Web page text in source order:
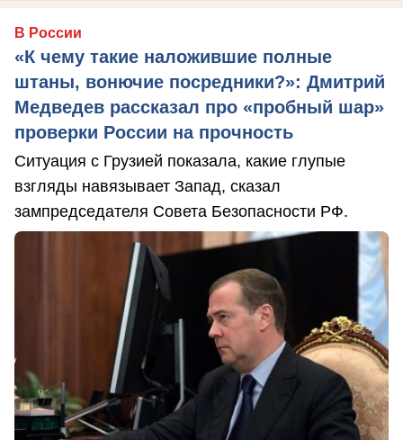
В России
«К чему такие наложившие полные
штаны, вонючие посредники?»: Дмитрий
Медведев рассказал про «пробный шар»
проверки России на прочность
Ситуация с Грузией показала, какие глупые
взгляды навязывает Запад, сказал
зампредседателя Совета Безопасности РФ.